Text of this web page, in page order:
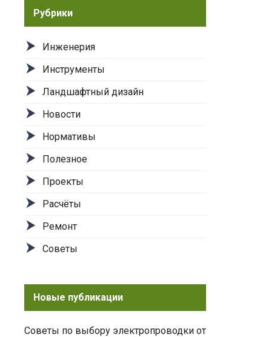
Рубрики
Инженерия
Инструменты
Ландшафтный дизайн
Новости
Нормативы
Полезное
Проекты
Расчёты
Ремонт
Советы
Новые публикации
Советы по выбору электропроводки от